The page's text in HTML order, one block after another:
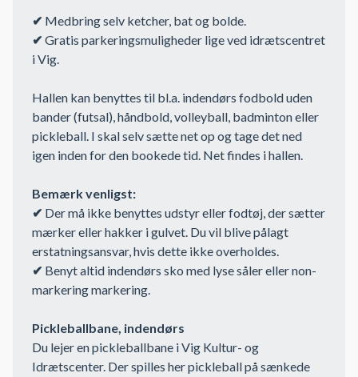
✔ Medbring selv ketcher, bat og bolde.
✔ Gratis parkeringsmuligheder lige ved idrætscentret
i Vig.
Hallen kan benyttes til bl.a. indendørs fodbold uden
bander (futsal), håndbold, volleyball, badminton eller
pickleball. I skal selv sætte net op og tage det ned
igen inden for den bookede tid. Net findes i hallen.
Bemærk venligst:
✔ Der må ikke benyttes udstyr eller fodtøj, der sætter
mærker eller hakker i gulvet. Du vil blive pålagt
erstatningsansvar, hvis dette ikke overholdes.
✔ Benyt altid indendørs sko med lyse såler eller non-
markering markering.
Pickleballbane, indendørs
Du lejer en pickleballbane i Vig Kultur- og
Idrætscenter. Der spilles her pickleball på sænkede